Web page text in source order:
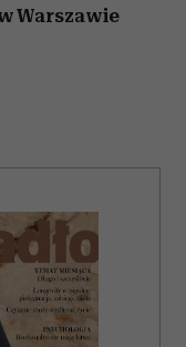
Warszawie